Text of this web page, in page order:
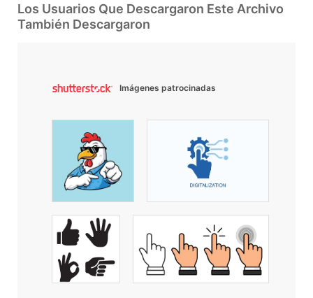
Los Usuarios Que Descargaron Este Archivo
También Descargaron
Imágenes patrocinadas